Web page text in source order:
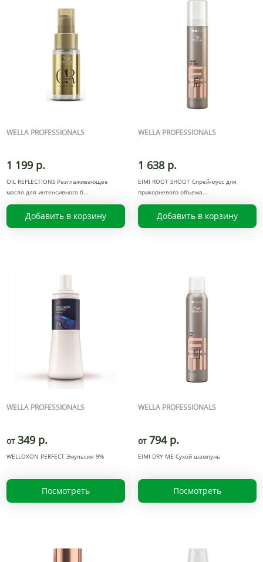
WELLA PROFESSIONALS
1 199 р.
OIL REFLECTIONS Разглаживающее
масло для интенсивного б
Добавить в корзину
WELLA PROFESSIONALS
1 638 р.
EIMI ROOT SHOOT Спрей-мусс для
прикорневого объема
Добавить в корзину
WELLA PROFESSIONALS
от 349 р.
WELLOXON PERFECT Эмульсия 9%
Посмотреть
WELLA PROFESSIONALS
от 794 р.
EIMI DRY ME Сухой шампунь
Посмотреть